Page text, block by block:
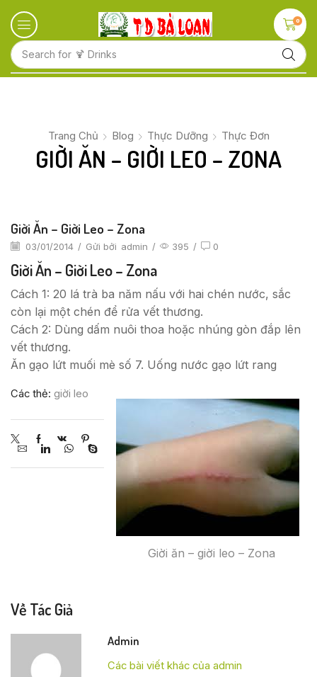
Search for
0
Trang Chủ Blog Thực Dưỡng Thực Đơn
GIỜI ĂN – GIỜI LEO – ZONA
Giời Ăn – Giời Leo – Zona
03/01/2014 / Gửi bởi admin / 395 / 0
Giời Ăn – Giời Leo – Zona
Cách 1: 20 lá trà ba năm nấu với hai chén nước, sắc
còn lại một chén để rửa vết thương.
Cách 2: Dùng dấm nuôi thoa hoặc nhúng gòn đắp lên
vết thương.
Ăn gạo lứt muối mè số 7. Uống nước gạo lứt rang
Giời ăn – giời leo – Zona
Các thẻ: giời leo
Về Tác Giả
Admin
Các bài viết khác của admin